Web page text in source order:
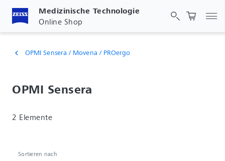
Medizinische Technologie
Online Shop
chevron_left OPMI Sensera / Movena / PROergo
OPMI Sensera
2 Elemente
Sortieren nach